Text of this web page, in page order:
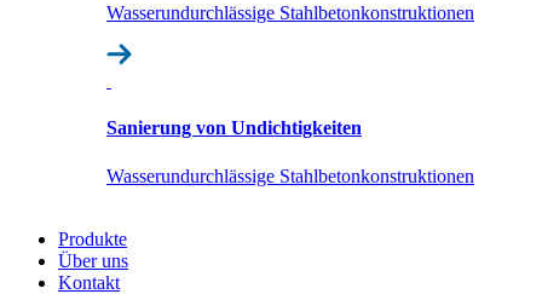
Wasserundurchlässige Stahlbetonkonstruktionen
Sanierung von Undichtigkeiten
Wasserundurchlässige Stahlbetonkonstruktionen
Produkte
Über uns
Kontakt